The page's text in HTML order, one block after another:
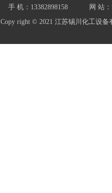
手 机：13382898158
网 站
Copy right © 2021 江苏锡川化工设